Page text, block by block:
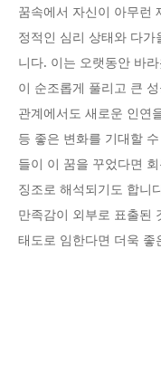
꿈속에서 자신이 아무런
정적인 심리 상태와 다가
니다. 이는 오랫동안 바
이 순조롭게 풀리고 큰
관계에서도 새로운 인연
등 좋은 변화를 기대할
들이 이 꿈을 꾸었다면
징조로 해석되기도 합니
만족감이 외부로 표출된
태도로 임한다면 더욱 좋